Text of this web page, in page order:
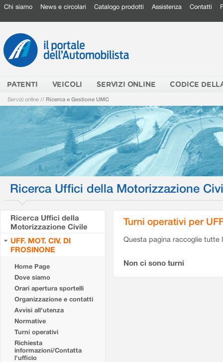
Chi siamo News e circolari Catalogo prodotti Assistenza Contatti
PATENTI VEICOLI SERVIZI ONLINE CODICE
Servizi online // Ricerca e Gestione UMC
Ricerca Uffici della Motorizzazione
Ricerca Uffici della
Motorizzazione Civile
UFF. MOT. CIV. DI
FROSINONE
Home Page
Dove siamo
Orari apertura sportelli
Organizzazione e contatti
Avvisi all'utenza
Normative
Turni operativi
Richiesta
informazioni/Contatta
l'ufficio
Turni operativi per
Questa pagina raccoglie tutte
Non ci sono turni